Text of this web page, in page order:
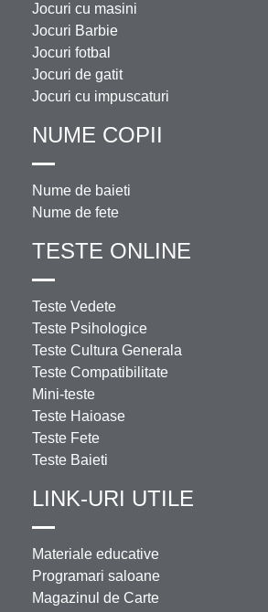
Jocuri cu masini
Jocuri Barbie
Jocuri fotbal
Jocuri de gatit
Jocuri cu impuscaturi
NUME COPII
Nume de baieti
Nume de fete
TESTE ONLINE
Teste Vedete
Teste Psihologice
Teste Cultura Generala
Teste Compatibilitate
Mini-teste
Teste Haioase
Teste Fete
Teste Baieti
LINK-URI UTILE
Materiale educative
Programari saloane
Magazinul de Carte